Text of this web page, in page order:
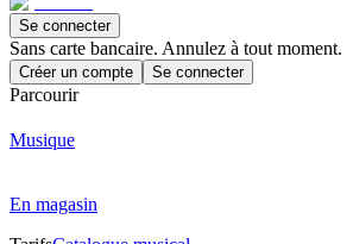
Se connecter
Sans carte bancaire. Annulez à tout moment.
Créer un compte Se connecter
Parcourir
Musique
En magasin